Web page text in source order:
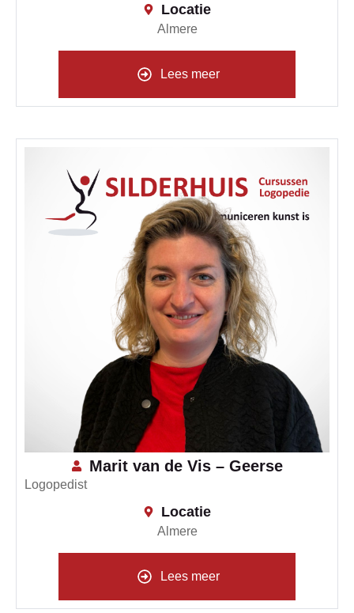
Locatie
Almere
Lees meer
Marit van de Vis – Geerse
Logopedist
Locatie
Almere
Lees meer